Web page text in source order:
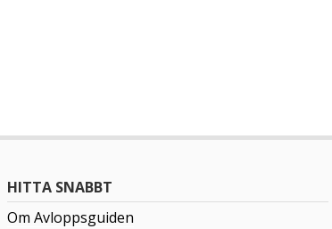
HITTA SNABBT
Om Avloppsguiden